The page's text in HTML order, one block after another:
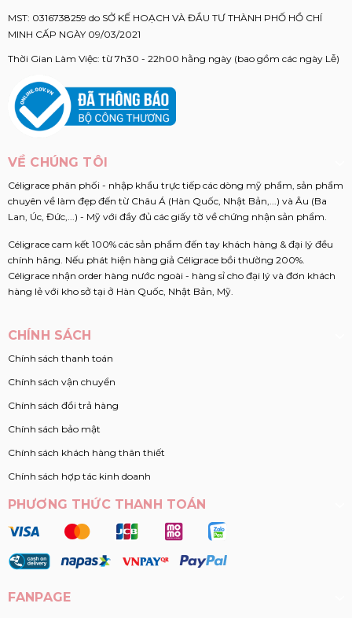
MST: 0316738259 do SỞ KẾ HOẠCH VÀ ĐẦU TƯ THÀNH PHỐ HỒ CHÍ
MINH CẤP NGÀY 09/03/2021
Thời Gian Làm Việc: từ 7h30 - 22h00 hằng ngày (bao gồm các ngày Lễ)
VỀ CHÚNG TÔI
Céligrace phân phối - nhập khẩu trực tiếp các dòng mỹ phẩm, sản phẩm
chuyên về làm đẹp đến từ Châu Á (Hàn Quốc, Nhật Bản,...) và Âu (Ba
Lan, Úc, Đức,...) - Mỹ với đầy đủ các giấy tờ về chứng nhận sản phẩm.
Céligrace cam kết 100% các sản phẩm đến tay khách hàng & đại lý đều
chính hãng. Nếu phát hiện hàng giả Céligrace bồi thường 200%.
Céligrace nhận order hàng nước ngoài - hàng sỉ cho đại lý và đơn khách
hàng lẻ với kho sở tại ở Hàn Quốc, Nhật Bản, Mỹ.
CHÍNH SÁCH
Chính sách thanh toán
Chính sách vận chuyển
Chính sách đổi trả hàng
Chính sách bảo mật
Chính sách khách hàng thân thiết
Chính sách hợp tác kinh doanh
PHƯƠNG THỨC THANH TOÁN
FANPAGE